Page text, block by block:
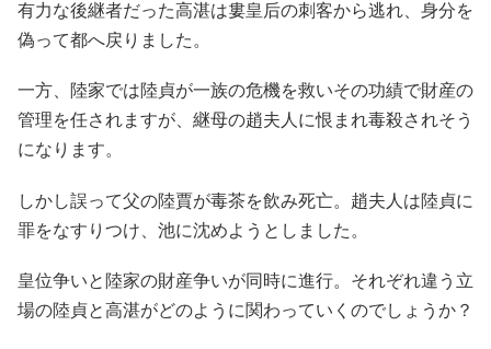
有力な後継者だった高湛は婁皇后の刺客から逃れ、身分を
偽って都へ戻りました。
一方、陸家では陸貞が一族の危機を救いその功績で財産の
管理を任されますが、継母の趙夫人に恨まれ毒殺されそう
になります。
しかし誤って父の陸賈が毒茶を飲み死亡。趙夫人は陸貞に
罪をなすりつけ、池に沈めようとしました。
皇位争いと陸家の財産争いが同時に進行。それぞれ違う立
場の陸貞と高湛がどのように関わっていくのでしょうか？